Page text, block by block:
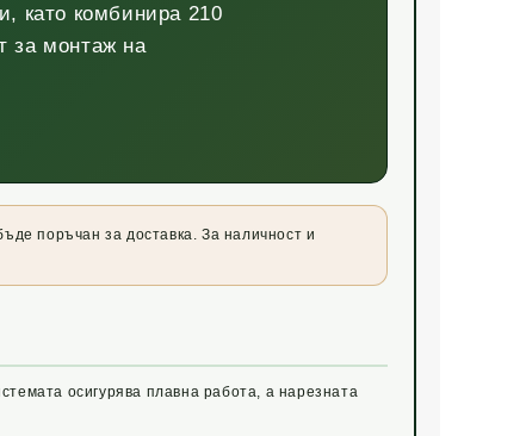
като комбинира 210
за монтаж на
поръчан за доставка. За наличност и
осигурява плавна работа, а нарезната